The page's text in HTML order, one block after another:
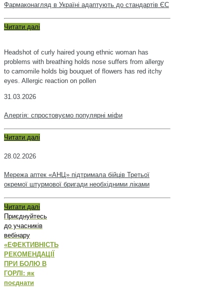
Фармаконагляд в Україні адаптують до стандартів ЄС
Читати далі
Headshot of curly haired young ethnic woman has
problems with breathing holds nose suffers from allergy
to camomile holds big bouquet of flowers has red itchy
eyes. Allergic reaction on pollen
31.03.2026
Алергія: спростовуємо популярні міфи
Читати далі
28.02.2026
Мережа аптек «АНЦ» підтримала бійців Третьої
окремої штурмової бригади необхідними ліками
Читати далі
Приєднуйтесь
до учасників
вебінару
«ЕФЕКТИВНІСТЬ
РЕКОМЕНДАЦІЇ
ПРИ БОЛЮ В
ГОРЛІ: як
поєднати